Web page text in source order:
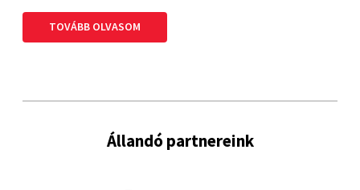
TOVÁBB OLVASOM
Állandó partnereink